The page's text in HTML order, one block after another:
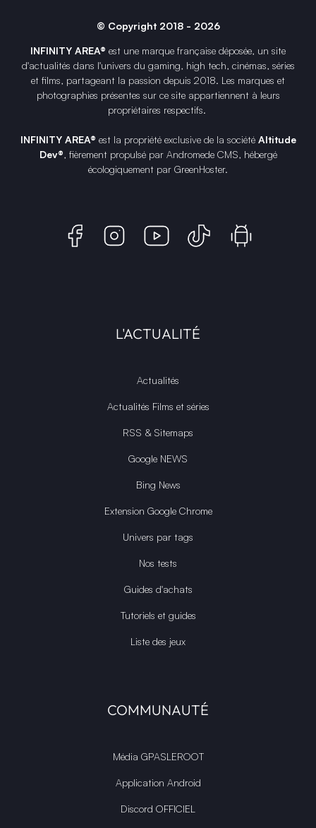
© Copyright 2018 - 2026
INFINITY AREA® est une marque française déposée, un site
d'actualités dans l'univers du gaming, high tech, cinémas, séries
et films, partageant la passion depuis 2018. Les marques et
photographies présentes sur ce site appartiennent à leurs
propriétaires respectifs.
INFINITY AREA® est la propriété exclusive de la société Altitude
Dev®, fièrement propulsé par Andromede CMS, hébergé
écologiquement par GreenHoster.
L'ACTUALITÉ
Actualités
Actualités Films et séries
RSS & Sitemaps
Google NEWS
Bing News
Extension Google Chrome
Univers par tags
Nos tests
Guides d'achats
Tutoriels et guides
Liste des jeux
COMMUNAUTÉ
Média GPASLEROOT
Application Android
Discord OFFICIEL